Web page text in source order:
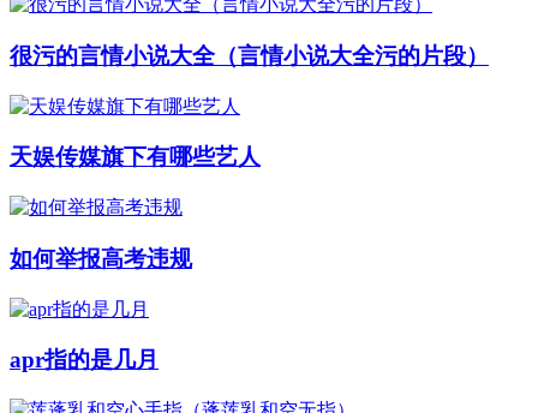
很污的言情小说大全（言情小说大全污的片段）
天娱传媒旗下有哪些艺人
如何举报高考违规
apr指的是几月